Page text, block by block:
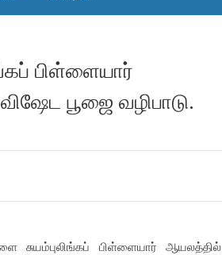
பிள்ளையார்
பூஜை வழிபாடு.
சுயம்புலிங்கப் பிள்ளையார்
ஆயலத்தில்